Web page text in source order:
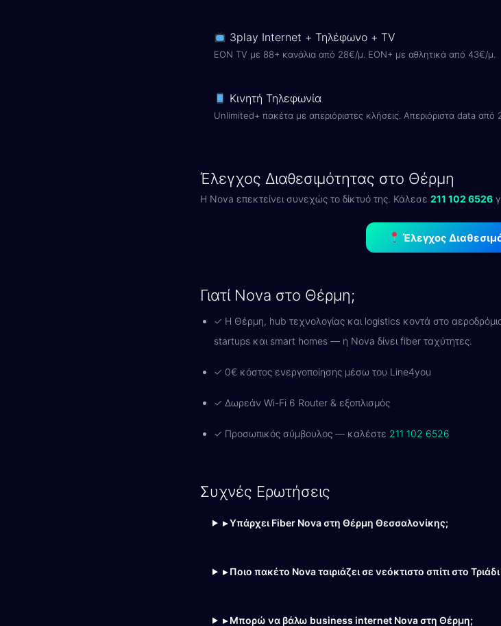
3play Internet + Τηλέφωνο + TV
EON TV με 88+ κανάλια από 28€/μ. EON+ με αθλητικά από 43€/μ.
Κινητή Τηλεφωνία
Unlimited+ πακέτα με απεριόριστες κλήσεις. Απεριόριστα data
Έλεγχος Διαθεσιμότητας στο Θέρμη
Η Nova επεκτείνει συνεχώς το δίκτυό της. Κάλεσε 211 102 6526
Έλεγχος
Γιατί Nova στο Θέρμη;
✓ Η Θέρμη, hub τεχνολογίας και logistics κοντά στο
startups και smart homes — η Nova δίνει fiber ταχύτητες.
✓ 0€ κόστος ενεργοποίησης μέσω του Line4you
✓ Δωρεάν Wi-Fi 6 Router & εξοπλισμός
✓ Προσωπικός σύμβουλος — καλέστε 211 102 6526
Συχνές Ερωτήσεις
▸ Υπάρχει Fiber Nova στη Θέρμη Θεσσαλονίκης;
▸ Ποιο πακέτο Nova ταιριάζει σε νεόκτιστο σπίτι στο
▸ Μπορώ να βάλω business internet Nova στη Θέρμη;